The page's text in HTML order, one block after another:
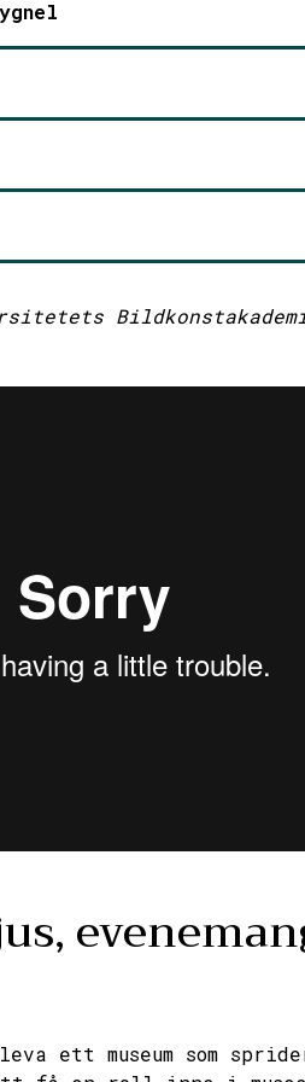
ett museum som